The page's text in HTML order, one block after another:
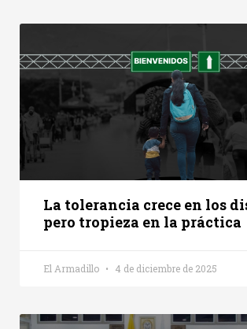
La tolerancia crece en los
pero tropieza en la práctica
El Armadillo 4 de diciembre de 2025